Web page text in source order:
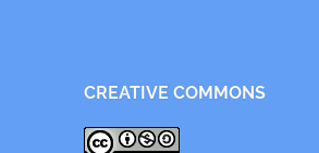
CREATIVE COMMONS